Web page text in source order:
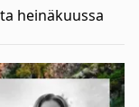
heinäkuussa